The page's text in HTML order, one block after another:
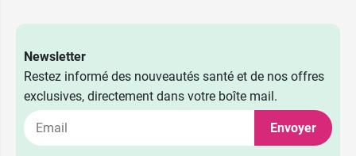
Newsletter
Restez informé des nouveautés santé et de nos offres
exclusives, directement dans votre boîte mail.
Envoyer